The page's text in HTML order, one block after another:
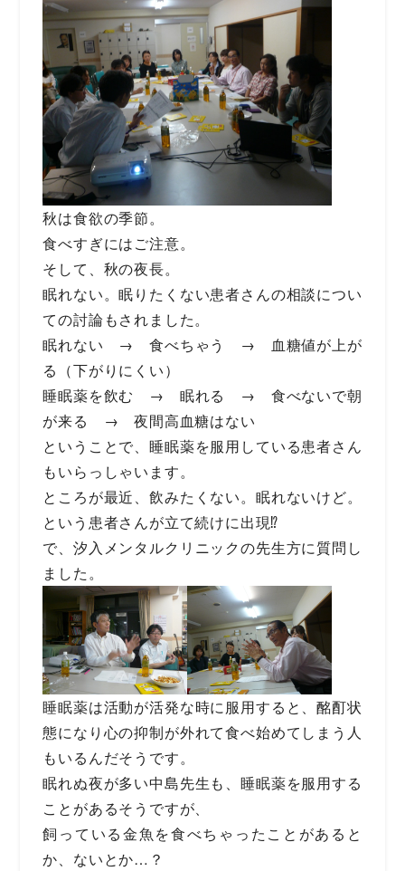
秋は食欲の季節。
食べすぎにはご注意。
そして、秋の夜長。
眠れない。眠りたくない患者さんの相談につい
ての討論もされました。
眠れない → 食べちゃう → 血糖値が上が
る（下がりにくい）
睡眠薬を飲む → 眠れる → 食べないで朝
が来る → 夜間高血糖はない
ということで、睡眠薬を服用している患者さん
もいらっしゃいます。
ところが最近、飲みたくない。眠れないけど。
という患者さんが立て続けに出現⁉
で、汐入メンタルクリニックの先生方に質問し
ました。
睡眠薬は活動が活発な時に服用すると、酩酊状
態になり心の抑制が外れて食べ始めてしまう人
もいるんだそうです。
眠れぬ夜が多い中島先生も、睡眠薬を服用する
ことがあるそうですが、
飼っている金魚を食べちゃったことがあると
か、ないとか…？